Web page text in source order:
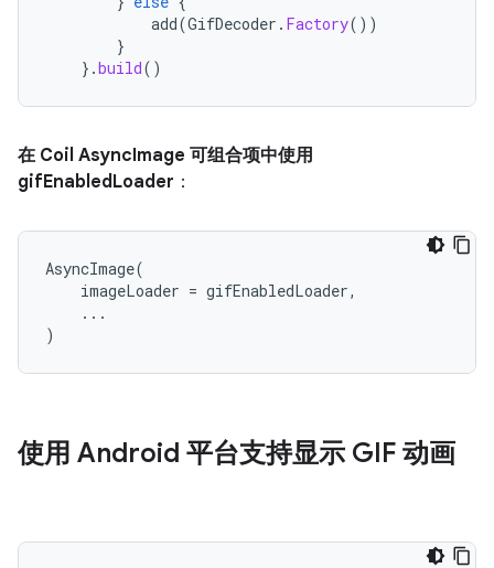
add(GifDecoder . Factory())
}
}.build()
在 Coil AsyncImage 可组合项中使用
gifEnabledLoader ：
AsyncImage(
imageLoader = gifEnabledLoader,
...
)
使用 Android 平台支持显示 GIF 动画